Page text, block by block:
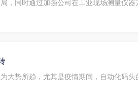
，同时通过加强公司在工业现场测量仪
大势所趋，尤其是疫情期间，自动化码